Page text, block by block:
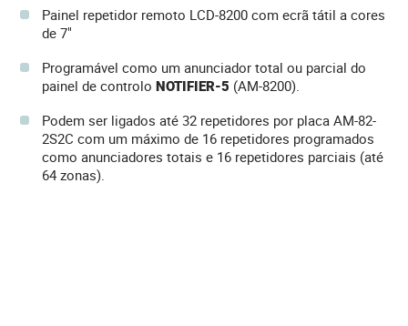
Painel repetidor remoto LCD-8200 com ecrã tátil a cores
de 7"
Programável como um anunciador total ou parcial do
painel de controlo NOTIFIER-5 (AM-8200).
Podem ser ligados até 32 repetidores por placa AM-82-
2S2C com um máximo de 16 repetidores programados
como anunciadores totais e 16 repetidores parciais (até
64 zonas).